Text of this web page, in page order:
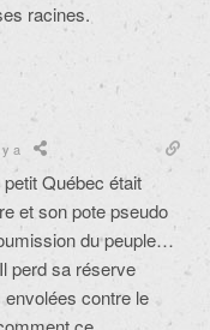
racines.
a
Québec était
et son pote pseudo
du peuple…
perd sa réserve
contre le